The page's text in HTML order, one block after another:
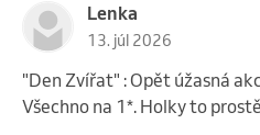
Lenka
13. júl 2026
"Den Zvířat" : Opět úžasná
Všechno na 1*. Holky to